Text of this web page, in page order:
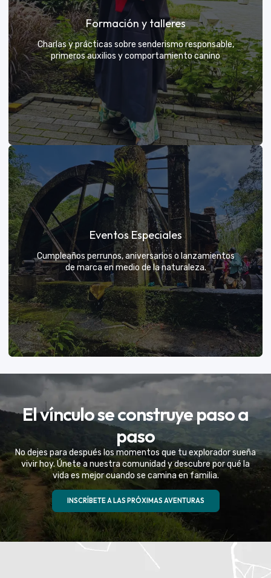
Tú eliges el parche y nosotros nos encargamos de
una aventura exclusiva
Formación y talleres
Charlas y prácticas sobre senderismo responsable,
primeros auxilios y comportamiento canino
Formación y talleres
Aprende de expertos a ser el mejor guía para tu
propio explorador
VER MÁS
Eventos Especiales
Cumpleaños perrunos, aniversarios o lanzamientos
de marca en medio de la naturaleza.
Eventos Especiales
Celebramos la vida de tu mejor amigo con una
experiencia fuera de serie
VER MÁS
El vínculo se construye paso a
paso
No dejes para después los momentos que tu explorador sueña
vivir hoy. Únete a nuestra comunidad y descubre por qué la
vida es mejor cuando se camina en familia.
INSCRÍBETE A LAS PRÓXIMAS AVENTURAS